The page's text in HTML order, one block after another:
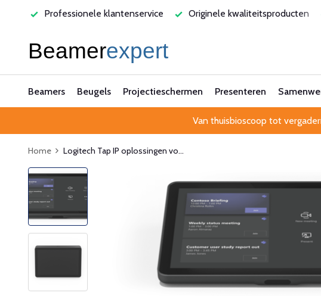
Originele kwaliteitsproducten Laagste prijsgarantie Al 25
Beamers Beugels Projectieschermen Presenteren
Van thuisbioscoop tot
Home Logitech Tap IP oplossingen vo...